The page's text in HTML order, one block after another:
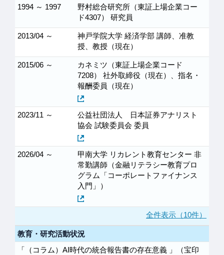
1994 ～ 1997
野村総合研究所（東証上場企業コー
ド4307） 研究員
2013/04 ～
神戸学院大学 経済学部 講師、准教
授、教授（現在）
2015/06 ～
カネミツ（東証上場企業コード
7208） 社外取締役（現在）、指名・
報酬委員（現在）
2023/11 ～
公益社団法人 日本証券アナリスト
協会 試験委員会 委員
2026/04 ～
甲南大学 リカレント教育センター 非
常勤講師（金融リテラシー教育プロ
グラム「コーポレートファイナンス
入門」）
全件表示（10件）
教育・研究活動状況
「（コラム）AI時代の統合報告書の存在意義 」（宝印